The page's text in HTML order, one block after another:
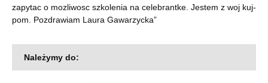
zapytac o mozliwosc szkolenia na celebrantke. Jestem z woj kuj-
pom. Pozdrawiam Laura Gawarzycka”
Należymy do: